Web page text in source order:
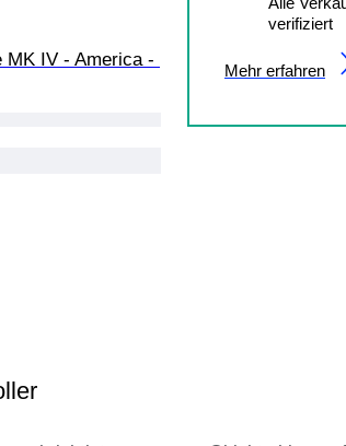
MK IV - America -
verifiziert
Mehr erfahren